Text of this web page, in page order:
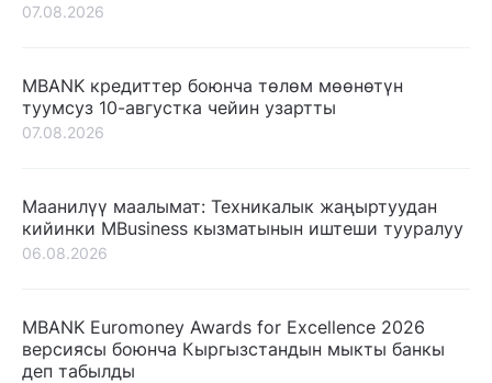
07.08.2026
MBANK кредиттер боюнча төлөм мөөнөтүн
туумсуз 10-августка чейин узартты
07.08.2026
Маанилүү маалымат: Техникалык жаңыртуудан
кийинки MBusiness кызматынын иштеши тууралуу
06.08.2026
MBANK Euromoney Awards for Excellence 2026
версиясы боюнча Кыргызстандын мыкты банкы
деп табылды